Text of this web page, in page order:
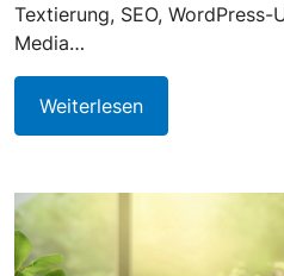
Textierung, SEO,
Media…
Weiterlesen